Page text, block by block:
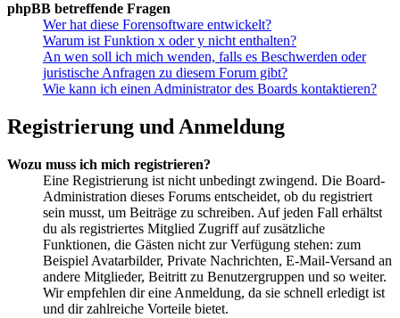
phpBB betreffende Fragen
Wer hat diese Forensoftware entwickelt?
Warum ist Funktion x oder y nicht enthalten?
An wen soll ich mich wenden, falls es Beschwerden oder
juristische Anfragen zu diesem Forum gibt?
Wie kann ich einen Administrator des Boards kontaktieren?
Registrierung und Anmeldung
Wozu muss ich mich registrieren?
Eine Registrierung ist nicht unbedingt zwingend. Die Board-
Administration dieses Forums entscheidet, ob du registriert
sein musst, um Beiträge zu schreiben. Auf jeden Fall erhältst
du als registriertes Mitglied Zugriff auf zusätzliche
Funktionen, die Gästen nicht zur Verfügung stehen: zum
Beispiel Avatarbilder, Private Nachrichten, E-Mail-Versand an
andere Mitglieder, Beitritt zu Benutzergruppen und so weiter.
Wir empfehlen dir eine Anmeldung, da sie schnell erledigt ist
und dir zahlreiche Vorteile bietet.